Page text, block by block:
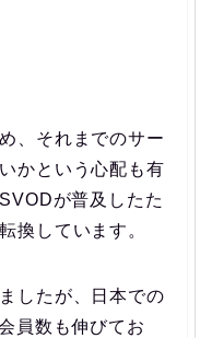
、それまでのサー
かという心配も有
が普及したた
換しています。
したが、日本での
員数も伸びてお